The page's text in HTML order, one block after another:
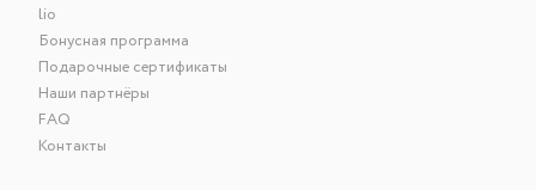
lio
Бонусная программа
Подарочные сертификаты
Наши партнёры
FAQ
Контакты